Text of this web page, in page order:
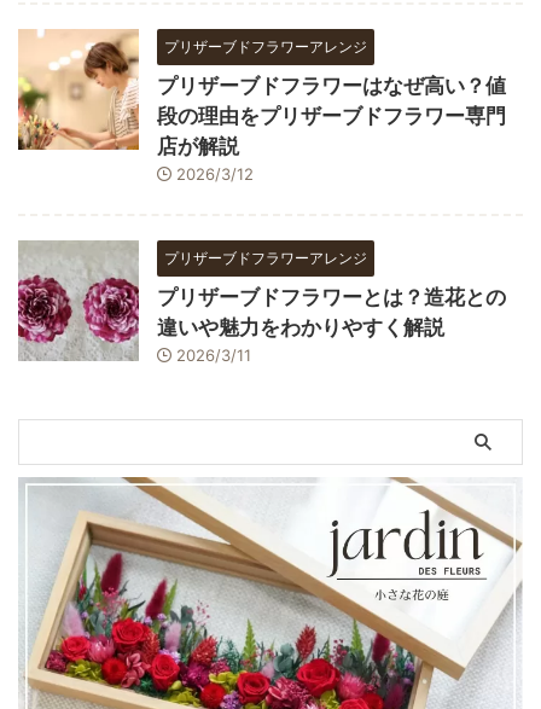
プリザーブドフラワーアレンジ
プリザーブドフラワーはなぜ高い？値
段の理由をプリザーブドフラワー専門
店が解説
2026/3/12
プリザーブドフラワーアレンジ
プリザーブドフラワーとは？造花との
違いや魅力をわかりやすく解説
2026/3/11